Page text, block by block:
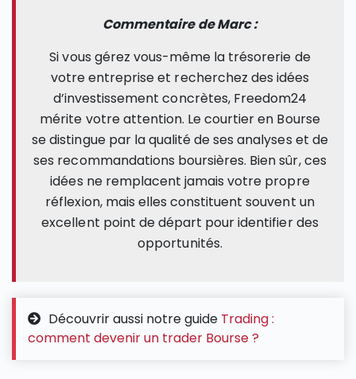
Commentaire de Marc :
Si vous gérez vous-même la trésorerie de
votre entreprise et recherchez des idées
d’investissement concrètes, Freedom24
mérite votre attention. Le courtier en Bourse
se distingue par la qualité de ses analyses et de
ses recommandations boursières. Bien sûr, ces
idées ne remplacent jamais votre propre
réflexion, mais elles constituent souvent un
excellent point de départ pour identifier des
opportunités.
Découvrir aussi notre guide Trading :
comment devenir un trader Bourse ?